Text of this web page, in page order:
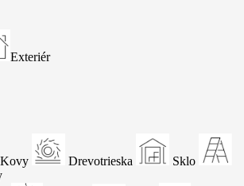
Exteriér
Kovy Drevotrieska
Sklo